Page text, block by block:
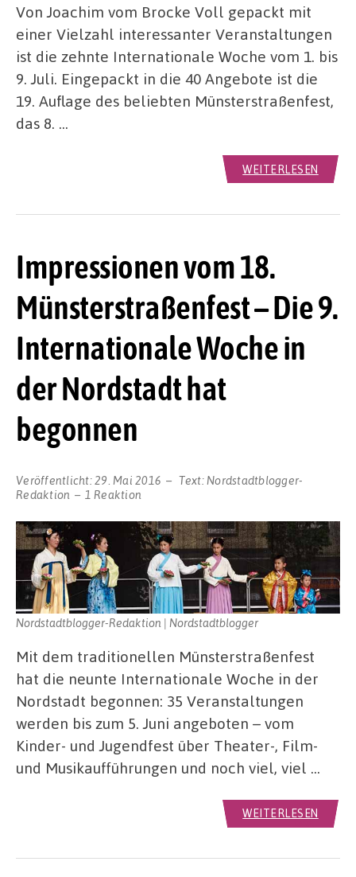
Von Joachim vom Brocke Voll gepackt mit
einer Vielzahl interessanter Veranstaltungen
ist die zehnte Internationale Woche vom 1. bis
9. Juli. Eingepackt in die 40 Angebote ist die
19. Auflage des beliebten Münsterstraßenfest,
das 8. …
WEITERLESEN
Impressionen vom 18.
Münsterstraßenfest – Die 9.
Internationale Woche in
der Nordstadt hat
begonnen
Veröffentlicht:29. Mai 2016 Text: Nordstadtblogger-
Redaktion
1 Reaktion
Nordstadtblogger-Redaktion | Nordstadtblogger
Mit dem traditionellen Münsterstraßenfest
hat die neunte Internationale Woche in der
Nordstadt begonnen: 35 Veranstaltungen
werden bis zum 5. Juni angeboten – vom
Kinder- und Jugendfest über Theater-, Film-
und Musikaufführungen und noch viel, viel …
WEITERLESEN